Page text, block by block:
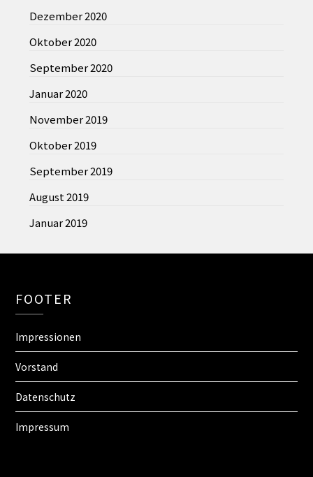
Dezember 2020
Oktober 2020
September 2020
Januar 2020
November 2019
Oktober 2019
September 2019
August 2019
Januar 2019
FOOTER
Impressionen
Vorstand
Datenschutz
Impressum